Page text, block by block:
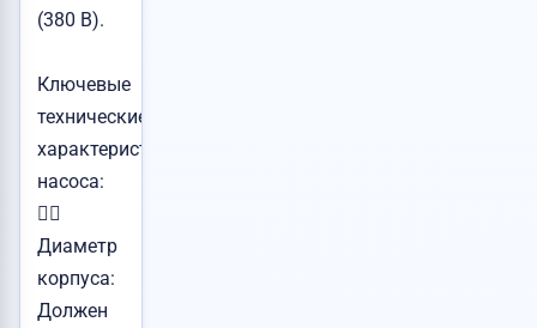
(380 В).
Ключевые
технические
характеристики
насоса:
👉🏻
Диаметр
корпуса:
Должен